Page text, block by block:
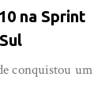
na Sprint
conquistou um